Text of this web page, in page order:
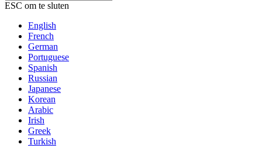
ESC om te sluten
English
French
German
Portuguese
Spanish
Russian
Japanese
Korean
Arabic
Irish
Greek
Turkish